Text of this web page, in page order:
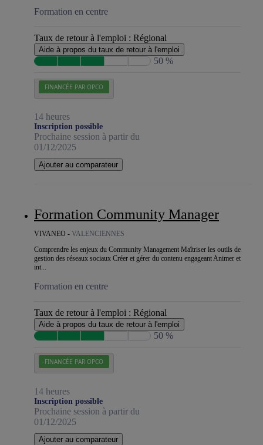
Formation en centre
Taux de retour à l'emploi : Régional
Aide à propos du taux de retour à l'emploi
50 %
FINANCÉE PAR OPCO
14 heures
Inscription possible
Prochaine session à partir du
01/12/2025
Ajouter au comparateur
Formation Community Manager
VIVANEO - VALENCIENNES
Comprendre les enjeux du Community Management Maîtriser les outils de
gestion des réseaux sociaux Créer et gérer du contenu engageant Animer et
int...
Formation en centre
Taux de retour à l'emploi : Régional
Aide à propos du taux de retour à l'emploi
50 %
FINANCÉE PAR OPCO
14 heures
Inscription possible
Prochaine session à partir du
01/12/2025
Ajouter au comparateur